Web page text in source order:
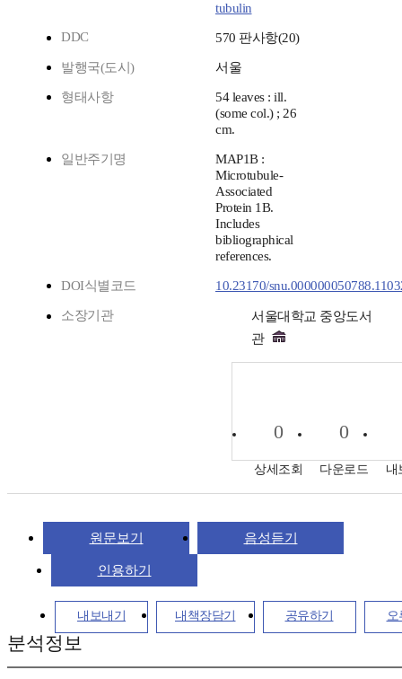
tubulin
DDC
570 판사항(20)
발행국(도시) 서울
형태사항
54 leaves : ill.
(some col.) ; 26
cm.
일반주기명
MAP1B :
Microtubule-
Associated
Protein 1B.
Includes
bibliographical
references.
DOI식별코드 10.23170/
소장기관
서울대학교 중앙도서
관
0
상세조회
0
다운로드 내
원문보기 음성듣기
인용하기
내보내기 내책장담기 공유하기 오
분석정보